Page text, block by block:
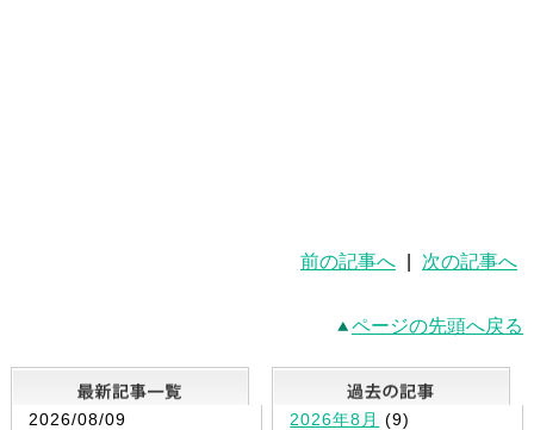
前の記事へ 次の記事へ
ページの先頭へ戻る
最新記事一覧
2026/08/09
2026年8月 (9)